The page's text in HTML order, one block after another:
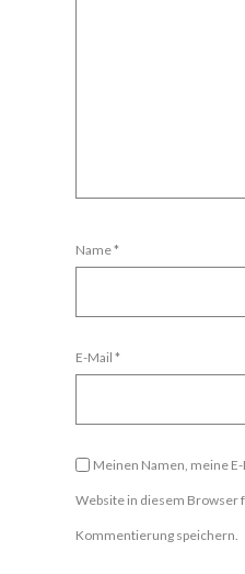
Name*
E-Mail *
Meinen Namen, meine
Website in diesem Browser
Kommentierung speichern.